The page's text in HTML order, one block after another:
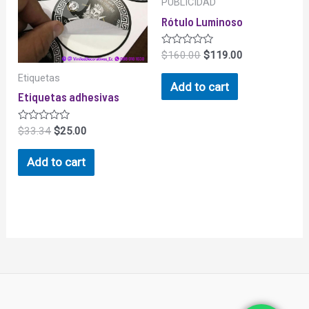
Etiquetas
Etiquetas adhesivas
Rated
0
out
$33.34 $25.00
Add to cart
PUBLICIDAD
Rótulo Luminoso
Rated
0
out
$160.00 $119.00
Add to cart